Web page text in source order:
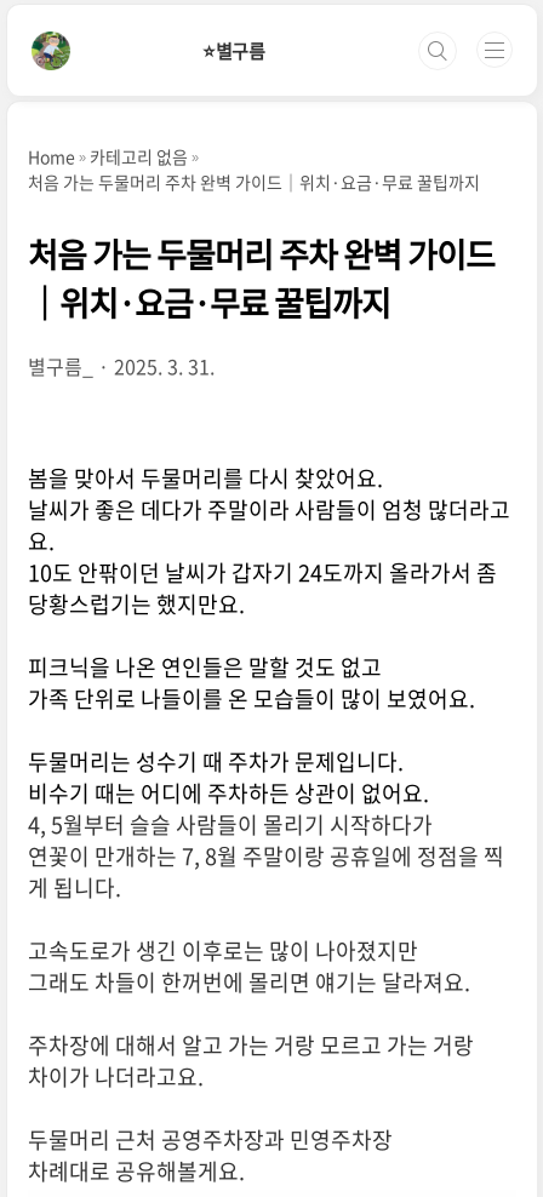
⭐별구름
Home
카테고리 없음
처음 가는 두물머리 주차 완벽 가이드｜위치·요금·무료 꿀팁까지
처음 가는 두물머리 주차 완벽 가이드
｜위치·요금·무료 꿀팁까지
별구름_ 2025. 3. 31.
봄을 맞아서 두물머리를 다시 찾았어요.
날씨가 좋은 데다가 주말이라 사람들이 엄청 많더라고
요.
10도 안팎이던 날씨가 갑자기 24도까지 올라가서 좀
당황스럽기는 했지만요.
피크닉을 나온 연인들은 말할 것도 없고
가족 단위로 나들이를 온 모습들이 많이 보였어요.
두물머리는 성수기 때 주차가 문제입니다.
비수기 때는 어디에 주차하든 상관이 없어요.
4, 5월부터 슬슬 사람들이 몰리기 시작하다가
연꽃이 만개하는 7, 8월 주말이랑 공휴일에 정점을 찍
게 됩니다.
고속도로가 생긴 이후로는 많이 나아졌지만
그래도 차들이 한꺼번에 몰리면 얘기는 달라져요.
주차장에 대해서 알고 가는 거랑 모르고 가는 거랑
차이가 나더라고요.
두물머리 근처 공영주차장과 민영주차장
차례대로 공유해볼게요.